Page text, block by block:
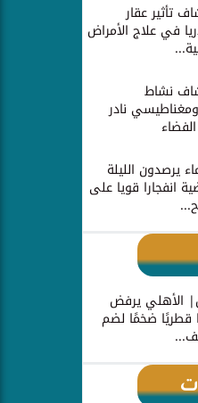
تأثير عقار
في علاج الأمراض
نشاط
نادر
يرصدون الليلة
انفجارا قويا على
الأهلي يرفض
قطريًا ضخمًا لضم